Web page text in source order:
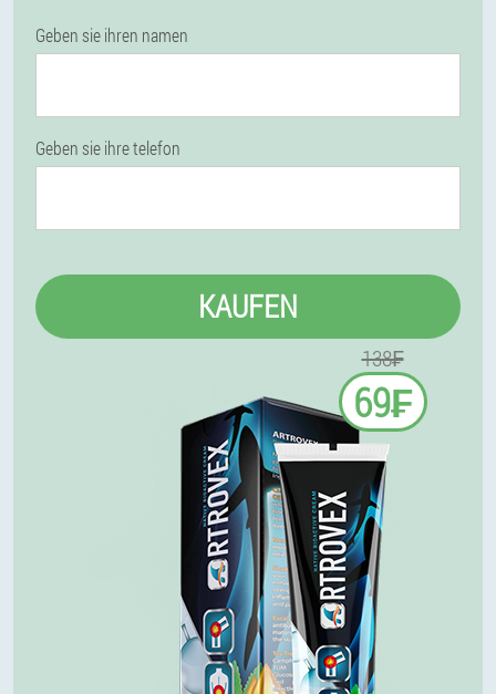
Geben sie ihren namen
Geben sie ihre telefon
KAUFEN
138₣
69₣